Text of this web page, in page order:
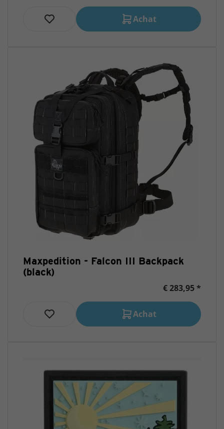
Achat
Maxpedition - Falcon III Backpack
(black)
€ 283,95 *
Achat